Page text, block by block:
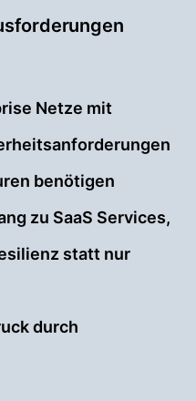
Netze mit
benötigen
zu SaaS Services,
statt nur
durch